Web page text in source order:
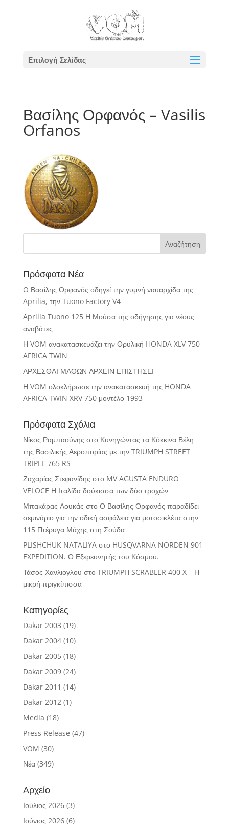
Επιλογή Σελίδας
Βασίλης Ορφανός – Vasilis
Orfanos
Πρόσφατα Νέα
O Βασίλης Ορφανός οδηγεί την γυμνή ναυαρχίδα της
Aprilia, την Tuono Factory V4
Aprilia Tuono 125 Η Μούσα της οδήγησης για νέους
αναβάτες
Η VOM ανακατασκευάζει την Θρυλική HONDA XLV 750
AFRICA TWIN
ΑΡΧΕΣΘΑΙ ΜΑΘΩΝ ΑΡΧΕΙΝ ΕΠΙΣΤΗΣΕΙ
Η VOM ολοκλήρωσε την ανακατασκευή της HONDA
AFRICA TWIN XRV 750 μοντέλο 1993
Πρόσφατα Σχόλια
Νίκος Ραμπαούνης στο Κυνηγώντας τα Κόκκινα Βέλη
της Βασιλικής Αεροπορίας με την TRIUMPH STREET
TRIPLE 765 RS
Ζαχαρίας Στεφανίδης στο MV AGUSTA ENDURO
VELOCE Η Ιταλίδα δούκισσα των δύο τροχών
Μπακάρας Λουκάς στο Ο Βασίλης Ορφανός παραδίδει
σεμινάριο για την οδική ασφάλεια για μοτοσικλέτα στην
115 Πτέρυγα Μάχης στη Σούδα
PLISHCHUK NATALIYAστο HUSQVARNA NORDEN 901
EXPEDITION. Ο Εξερευνητής του Κόσμου.
Τάσος Χανλιογλου στο TRIUMPH SCRABLER 400 X – Η
μικρή πριγκίπισσα
Κατηγορίες
Dakar 2003 (19)
Dakar 2004(10)
Dakar 2005(18)
Dakar 2009(24)
Dakar 2011 (14)
Dakar 2012(1)
Media (18)
Press Release (47)
VOM (30)
Νέα(349)
Αρχείο
Ιούλιος 2026(3)
Ιούνιος 2026(6)